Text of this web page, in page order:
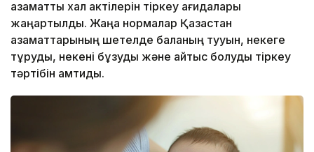
азаматтық хал актілерін тіркеу қағидалары
жаңартылды. Жаңа нормалар Қазақстан
азаматтарының шетелде баланың тууын, некеге
тұруды, некені бұзуды және қайтыс болуды тіркеу
тәртібін қамтиды.